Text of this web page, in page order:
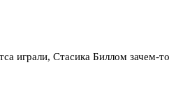
играли, Стасика Биллом зачем-то